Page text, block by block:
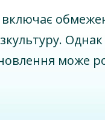
включає
може